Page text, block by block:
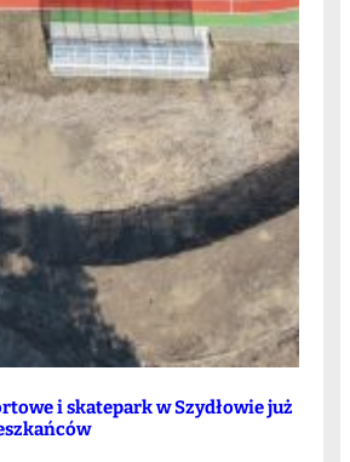
i skatepark w Szydłowie już